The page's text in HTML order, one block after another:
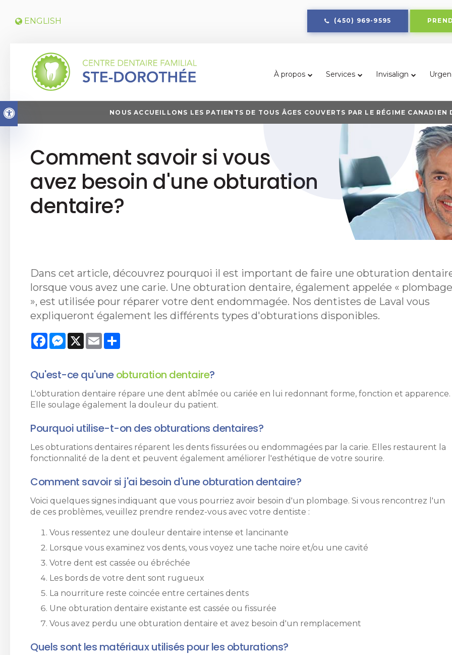
Version accessible
ENGLISH (450) 969-9595
À propos Services Invisalign
NOUS ACCUEILLONS LES PATIENTS DE TOUS ÂGES COUVERTS PAR LE RÉGIME CANADIEN
Comment savoir si vous
avez besoin d'une obturation
dentaire?
Dans cet article, découvrez pourquoi il est important de faire une obturation
lorsque vous avez une carie. Une obturation dentaire, également appelée « plombage
», est utilisée pour réparer votre dent endommagée. Nos dentistes de Laval vous
expliqueront également les différents types d'obturations disponibles.
FacebookMessenger
X Email
Qu'est-ce qu'uneobturation dentaire?
L'obturation dentaire répare une dent abîmée ou cariée en lui redonnant forme, fonction et apparence.
Elle soulage également la douleur du patient.
Pourquoi utilise-t-on des obturations dentaires?
Les obturations dentaires réparent les dents fissurées ou endommagées par la carie. Elles restaurent la
fonctionnalité de la dent et peuvent également améliorer l'esthétique de votre sourire.
Comment savoir si j'ai besoin d'une obturation dentaire?
Voici quelques signes indiquant que vous pourriez avoir besoin d'un plombage. Si vous rencontrez l'un
de ces problèmes, veuillez prendre rendez-vous avec votre dentiste :
Vous ressentez une douleur dentaire intense et lancinante
Lorsque vous examinez vos dents, vous voyez une tache noire et/ou une cavité
Votre dent est cassée ou ébréchée
Les bords de votre dent sont rugueux
La nourriture reste coincée entre certaines dents
Une obturation dentaire existante est cassée ou fissurée
Vous avez perdu une obturation dentaire et avez besoin d'un remplacement
Quels sont les matériaux utilisés pour les obturations?